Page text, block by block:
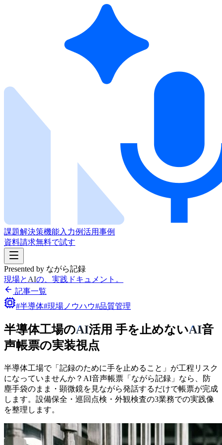
課題解決策機能入力例活用事例
資料請求無料で試す
Presented by ながら記録
現場と AIの、実践ドキュメント。
記事一覧
#半導体#現場ノウハウ#品質管理
半導体工場のAI活用 手を止めないAI音
声帳票の実装視点
半導体工場で「記録のために手を 止める こと」が工程リスク
になっていませんか？ AI音声帳票 「ながら記録」なら、
防
塵手袋のまま
・顕微鏡を 見ながら発話するだけで帳票が完成
します。 設備保全・ 巡回点検・外観検査の3業務での実践像
を整理します。